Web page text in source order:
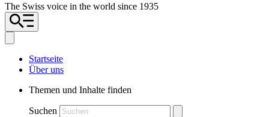
The Swiss voice in the world since 1935
Startseite
Über uns
Themen und Inhalte finden
Suchen